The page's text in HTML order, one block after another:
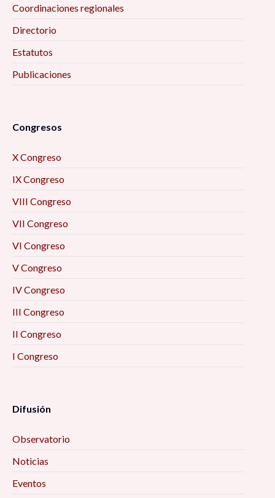
Coordinaciones regionales
Directorio
Estatutos
Publicaciones
Congresos
X Congreso
IX Congreso
VIII Congreso
VII Congreso
VI Congreso
V Congreso
IV Congreso
III Congreso
II Congreso
I Congreso
Difusión
Observatorio
Noticias
Eventos